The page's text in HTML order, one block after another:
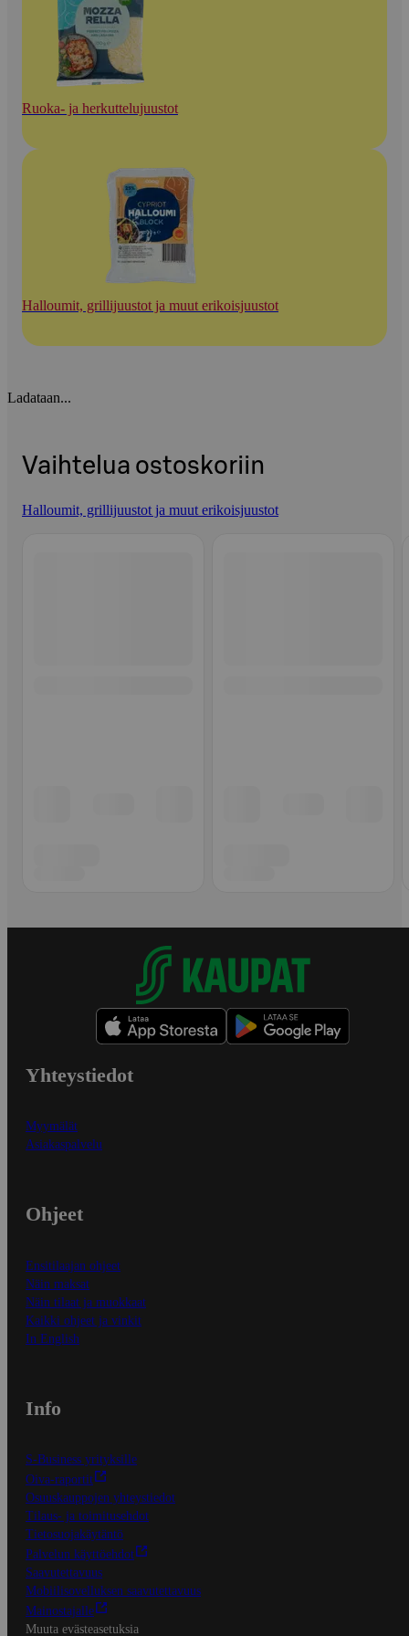
Ruoka- ja herkuttelujuustot
Halloumit, grillijuustot ja muut erikoisjuustot
Ladataan...
Vaihtelua ostoskoriin
Halloumit, grillijuustot ja muut erikoisjuustot
Yhteystiedot
Myymälät
Asiakaspalvelu
Ohjeet
Ensitilaajan ohjeet
Näin maksat
Näin tilaat ja muokkaat
Kaikki ohjeet ja vinkit
In English
Info
S-Business yrityksille
Oiva-raportit
Osuuskauppojen yhteystiedot
Tilaus- ja toimitusehdot
Tietosuojakäytäntö
Palvelun käyttöehdot
Saavutettavuus
Mobiilisovelluksen saavutettavuus
Mainostajalle
Muuta evästeasetuksia